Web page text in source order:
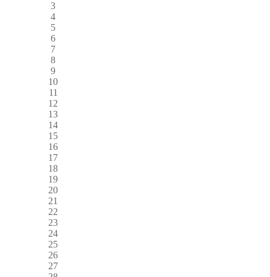
3
4
5
6
7
8
9
10
11
12
13
14
15
16
17
18
19
20
21
22
23
24
25
26
27